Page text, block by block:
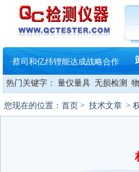
铸就AI服务器质量动脉 – 高
铸就AI服务器质量动脉 – 高
ZEISS BOSELLO ADR 让内部缺
·蔡司和亿纬锂能达成战略合作
·大牌云集 买家升级 ——26
热门关键字： 量仪量具 无损检测
您现在的位置： 首页 > 技术文章 >